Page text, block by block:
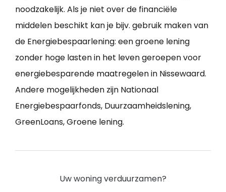
noodzakelijk. Als je niet over de financiële
middelen beschikt kan je bijv. gebruik maken van
de Energiebespaarlening: een groene lening
zonder hoge lasten in het leven geroepen voor
energiebesparende maatregelen in Nissewaard.
Andere mogelijkheden zijn Nationaal
Energiebespaarfonds, Duurzaamheidslening,
GreenLoans, Groene lening.
Uw woning verduurzamen?